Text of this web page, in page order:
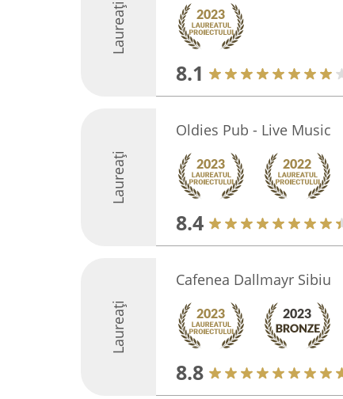
Laureați
8.1
Laureați
Oldies Pub - Live Music
8.4
Laureați
Cafenea Dallmayr Sibiu
8.8